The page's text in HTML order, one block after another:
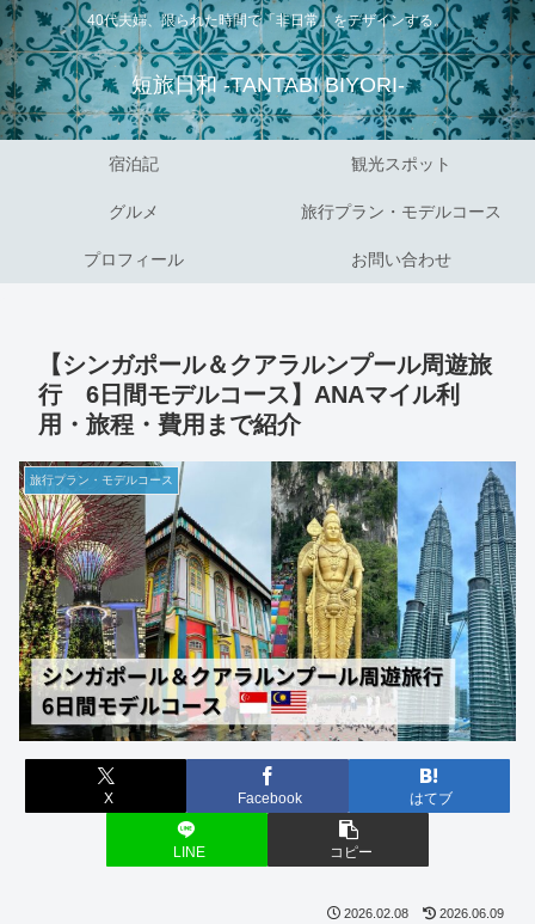
40代夫婦、限られた時間で「非日常」をデザインする。
短旅日和 -TANTABI BIYORI-
宿泊記 観光スポット
グルメ 旅行プラン・モデルコース
プロフィール お問い合わせ
【シンガポール＆クアラルンプール周遊旅
行 6日間モデルコース】ANAマイル利
用・旅程・費用まで紹介
旅行プラン・モデルコース
X Facebook はてブ
LINE コピー
2026.02.08 2026.06.09